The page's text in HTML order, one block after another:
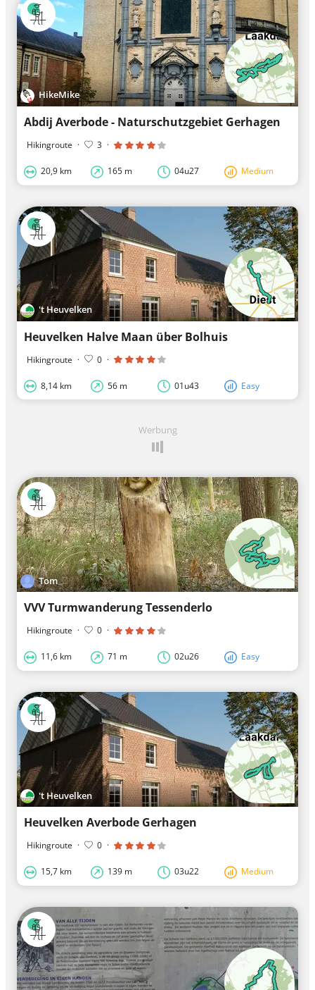
HikeMike
Abdij Averbode - Naturschutzgebiet Gerhagen
Hikingroute · 3 ·
20,9 km 165 m 04u27 Medium
't Heuvelken
Heuvelken Halve Maan über Bolhuis
Hikingroute · 0 ·
8,14 km 56 m 01u43 Easy
Werbung
Tom
VVV Turmwanderung Tessenderlo
Hikingroute · 0 ·
11,6 km 71 m 02u26 Easy
't Heuvelken
Heuvelken Averbode Gerhagen
Hikingroute · 0 ·
15,7 km 139 m 03u22 Medium